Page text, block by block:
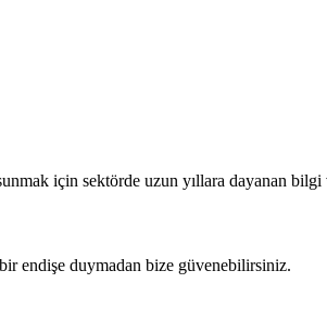
için sektörde uzun yıllara dayanan
endişe duymadan bize güvenebilirsiniz.